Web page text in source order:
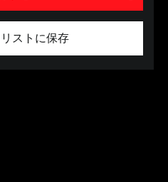
ストに保存